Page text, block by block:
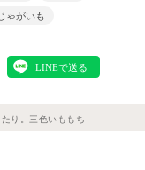
ゃがいも
り。三色いももち